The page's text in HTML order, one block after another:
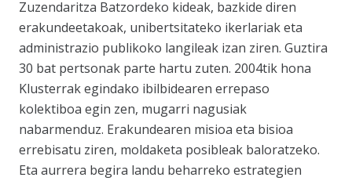
Zuzendaritza Batzordeko kideak, bazkide diren
erakundeetakoak, unibertsitateko ikerlariak eta
administrazio publikoko langileak izan ziren. Guztira
30 bat pertsonak parte hartu zuten. 2004tik hona
Klusterrak egindako ibilbidearen errepaso
kolektiboa egin zen, mugarri nagusiak
nabarmenduz. Erakundearen misioa eta bisioa
errebisatu ziren, moldaketa posibleak baloratzeko.
Eta aurrera begira landu beharreko estrategien